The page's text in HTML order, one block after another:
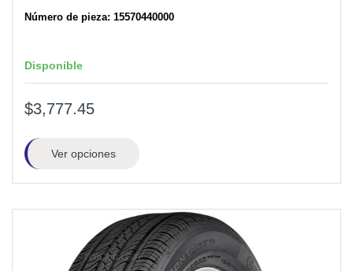
Número de pieza: 15570440000
Disponible
$3,777.45
Ver opciones